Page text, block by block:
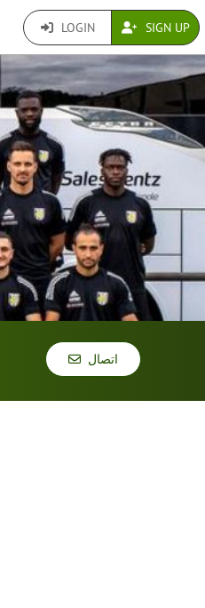
LOGIN SIGN UP
اتصال